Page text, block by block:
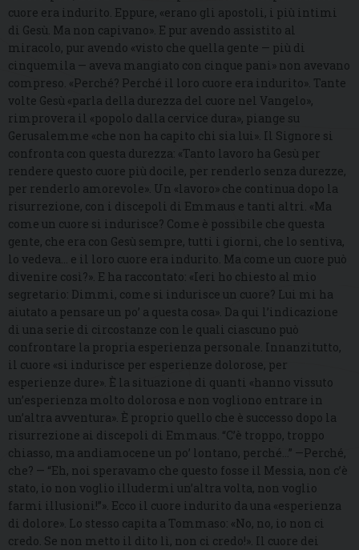
cuore era indurito. Eppure, «erano gli apostoli, i più intimi
di Gesù. Ma non capivano». E pur avendo assistito al
miracolo, pur avendo «visto che quella gente — più di
cinquemila — aveva mangiato con cinque pani» non avevano
compreso. «Perché? Perché il loro cuore era indurito». Tante
volte Gesù «parla della durezza del cuore nel Vangelo»,
rimprovera il «popolo dalla cervice dura», piange su
Gerusalemme «che non ha capito chi sia lui». Il Signore si
confronta con questa durezza: «Tanto lavoro ha Gesù per
rendere questo cuore più docile, per renderlo senza durezze,
per renderlo amorevole». Un «lavoro» che continua dopo la
risurrezione, con i discepoli di Emmaus e tanti altri. «Ma
come un cuore si indurisce? Come è possibile che questa
gente, che era con Gesù sempre, tutti i giorni, che lo sentiva,
lo vedeva… e il loro cuore era indurito. Ma come un cuore può
divenire così?». E ha raccontato: «Ieri ho chiesto al mio
segretario: Dimmi, come si indurisce un cuore? Lui mi ha
aiutato a pensare un po’ a questa cosa». Da qui l’indicazione
di una serie di circostanze con le quali ciascuno può
confrontare la propria esperienza personale. Innanzitutto,
il cuore «si indurisce per esperienze dolorose, per
esperienze dure». È la situazione di quanti «hanno vissuto
un’esperienza molto dolorosa e non vogliono entrare in
un’altra avventura». È proprio quello che è successo dopo la
risurrezione ai discepoli di Emmaus. “C’è troppo, troppo
chiasso, ma andiamocene un po’ lontano, perché…” —Perché,
che? — “Eh, noi speravamo che questo fosse il Messia, non c’è
stato, io non voglio illudermi un’altra volta, non voglio
farmi illusioni!”». Ecco il cuore indurito da una «esperienza
di dolore». Lo stesso capita a Tommaso: «No, no, io non ci
credo. Se non metto il dito lì, non ci credo!». Il cuore dei